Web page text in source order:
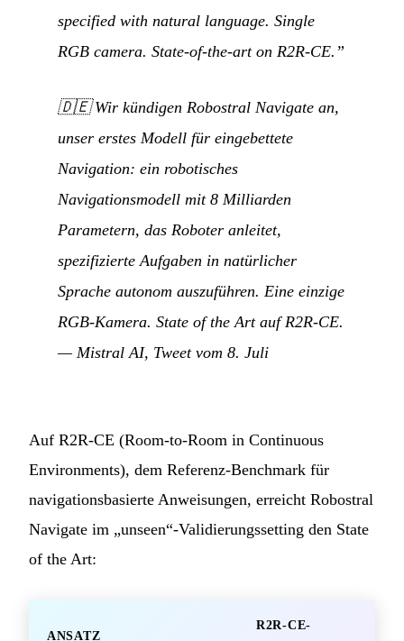
specified with natural language. Single
RGB camera. State-of-the-art on R2R-CE.”
🇩🇪Wir kündigen Robostral Navigate an,
unser erstes Modell für eingebettete
Navigation: ein robotisches
Navigationsmodell mit 8 Milliarden
Parametern, das Roboter anleitet,
spezifizierte Aufgaben in natürlicher
Sprache autonom auszuführen. Eine einzige
RGB-Kamera. State of the Art auf R2R-CE.
— Mistral AI, Tweet vom 8. Juli
Auf R2R-CE (Room-to-Room in Continuous
Environments), dem Referenz-Benchmark für
navigationsbasierte Anweisungen, erreicht Robostral
Navigate im „unseen“-Validierungssetting den State
of the Art:
ANSATZ
R2R-CE-